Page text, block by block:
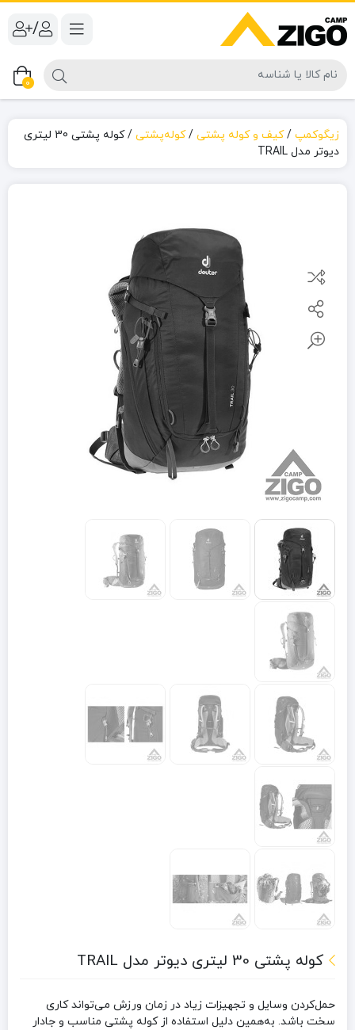
/
0
زیگوکمپ /کیف و کوله پشتی /کوله‌پشتی /
کوله پشتی 30 لیتری
دیوتر مدل TRAIL
کوله پشتی 30 لیتری دیوتر مدل TRAIL
حمل‌کردن وسایل و تجهیزات زیاد در زمان ورزش می‌تواند کاری
سخت باشد. به‌همین دلیل استفاده از کوله ‌پشتی مناسب و جادار